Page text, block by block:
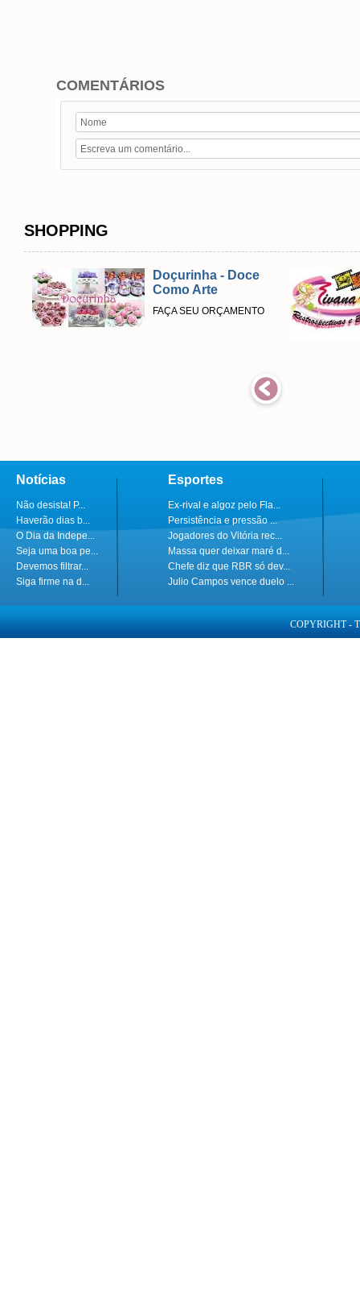
COMENTÁRIOS
SHOPPING
Doçurinha - Doce
Como Arte
FAÇA SEU ORÇAMENTO
Notícias
Não desista! P...
Haverão dias b...
O Dia da Indepe...
Seja uma boa pe...
Devemos filtrar...
Siga firme na d...
Esportes
Ex-rival e algoz pelo Fla...
Persistência e pressão ...
Jogadores do Vitória rec...
Massa quer deixar maré d...
Chefe diz que RBR só dev...
Julio Campos vence duelo ...
COPYRIGHT -